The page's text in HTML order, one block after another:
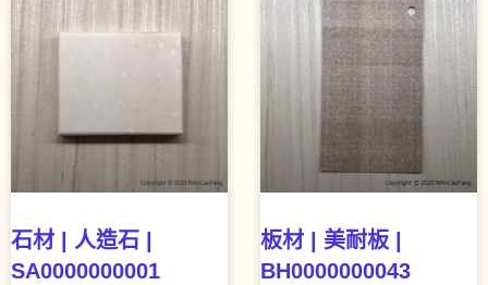
石材 | 人造石 |
SA0000000001
板材 | 美耐板 |
BH0000000043